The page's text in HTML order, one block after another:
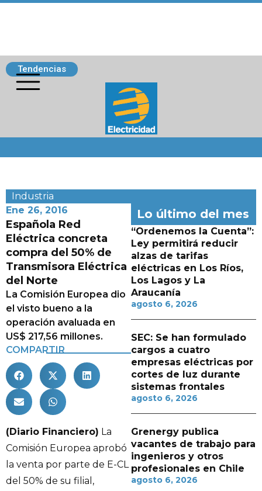
Tendencias
Industria
Ene 26, 2016
Española Red
Eléctrica concreta
compra del 50% de
Transmisora Eléctrica
del Norte
La Comisión Europea dio
el visto bueno a la
operación avaluada en
US$ 217,56 millones.
COMPARTIR
(Diario Financiero) La
Comisión Europea aprobó
la venta por parte de E-CL
del 50% de su filial,
Lo último del mes
“Ordenemos la Cuenta”:
Ley permitirá reducir
alzas de tarifas
eléctricas en Los Ríos,
Los Lagos y La
Araucanía
agosto 6, 2026
SEC: Se han formulado
cargos a cuatro
empresas eléctricas por
cortes de luz durante
sistemas frontales
agosto 6, 2026
Grenergy publica
vacantes de trabajo para
ingenieros y otros
profesionales en Chile
agosto 6, 2026